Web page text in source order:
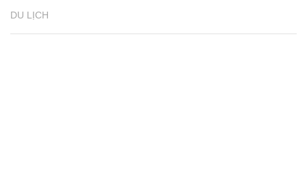
DU LỊCH